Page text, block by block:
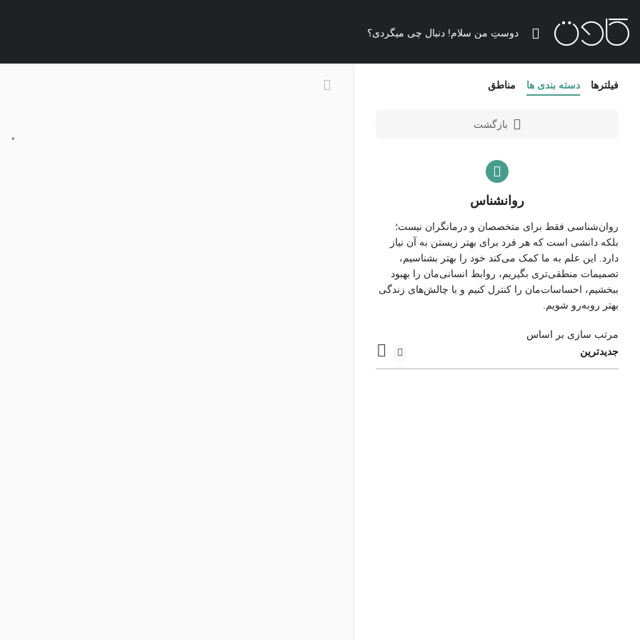
فیلترها دسته بندی ها مناطق
بازگشت
روانشناس
روان‌شناسی فقط برای متخصصان و درمانگران نیست؛
بلکه دانشی است که هر فرد برای بهتر زیستن به آن نیاز
دارد. این علم به ما کمک می‌کند خود را بهتر بشناسیم،
تصمیمات منطقی‌تری بگیریم، روابط انسانی‌مان را بهبود
ببخشیم، احساسات‌مان را کنترل کنیم و با چالش‌های زندگی
بهتر روبه‌رو شویم.
جدیدترین
مرتب سازی بر اساس